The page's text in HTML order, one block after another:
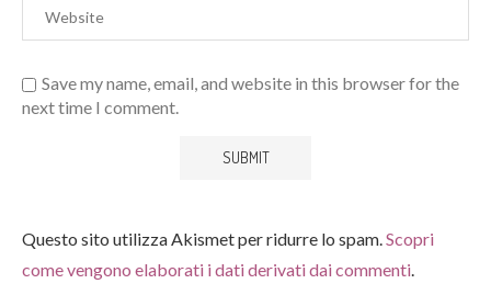
Save my name, email, and website in this browser for the
next time I comment.
Questo sito utilizza Akismet per ridurre lo spam.Scopri
come vengono elaborati i dati derivati dai commenti.